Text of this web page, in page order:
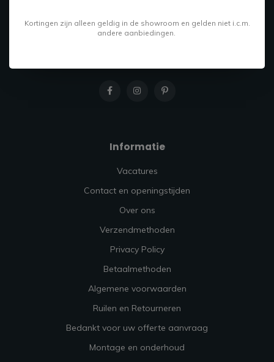
info@firmahoutenstaal.nl
Informatie
Vacatures
Contact en openingstijden
Over ons
Verzendmethoden
Privacy Policy
Betaalmethoden
Algemene voorwaarden
Ruilen en Retourneren
Bedankt voor uw offerte aanvraag
Montage en onderhoud
Kortingen zijn alleen geldig in de showroom en gelden niet i.c.m.
andere aanbiedingen.